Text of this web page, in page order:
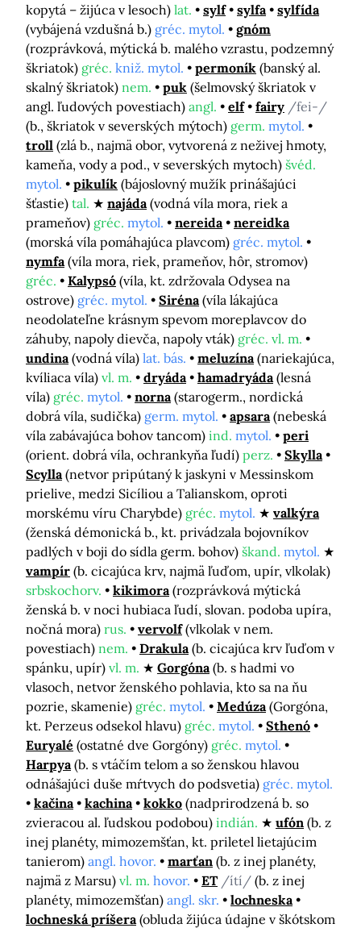
kopytá – žijúca v lesoch) lat. sylf sylfa
sylfída
(vybájená vzdušná b.) gréc. mytol.
gnóm
(rozprávková, mýtická b. malého vzrastu, podzemný
škriatok) gréc. kniž. mytol. permoník (banský al.
skalný škriatok) nem. puk (šelmovský škriatok v
angl. ľudových povestiach) angl. elf fairy /fei-/
(b., škriatok v severských mýtoch) germ. mytol.
troll (zlá b., najmä obor, vytvorená z neživej hmoty,
kameňa, vody a pod., v severských mytoch) švéd.
mytol.
pikulík (bájoslovný mužík prinášajúci
šťastie) tal. najáda (vodná víla mora, riek a
prameňov) gréc. mytol. nereida
nereidka
(morská víla pomáhajúca plavcom) gréc. mytol.
nymfa (víla mora, riek, prameňov, hôr, stromov)
gréc.
Kalypsó (víla, kt. zdržovala Odysea na
ostrove) gréc. mytol. Siréna (víla lákajúca
neodolateľne krásnym spevom moreplavcov do
záhuby, napoly dievča, napoly vták) gréc. vl. m.
undina (vodná víla) lat. bás. meluzína (nariekajúca,
kvíliaca víla) vl. m. dryáda hamadryáda (lesná
víla) gréc. mytol. norna (starogerm., nordická
dobrá víla, sudička) germ. mytol. apsara (nebeská
víla zabávajúca bohov tancom) ind. mytol.
peri
(orient. dobrá víla, ochrankyňa ľudí) perz.
Skylla
Scylla (netvor pripútaný k jaskyni v Messinskom
prielive, medzi Sicíliou a Talianskom, oproti
morskému víru Charybde) gréc. mytol.
valkýra
(ženská démonická b., kt. privádzala bojovníkov
padlých v boji do sídla germ. bohov) škand. mytol.
vampír (b. cicajúca krv, najmä ľuďom, upír, vlkolak)
srbskochorv.
kikimora (rozprávková mýtická
ženská b. v noci hubiaca ľudí, slovan. podoba upíra,
nočná mora) rus. vervolf (vlkolak v nem.
povestiach) nem. Drakula (b. cicajúca krv ľuďom v
spánku, upír) vl. m. Gorgóna (b. s hadmi vo
vlasoch, netvor ženského pohlavia, kto sa na ňu
pozrie, skamenie) gréc. mytol. Medúza (Gorgóna,
kt. Perzeus odsekol hlavu) gréc. mytol.
Sthenó
Euryalé (ostatné dve Gorgóny) gréc. mytol.
Harpya (b. s vtáčím telom a so ženskou hlavou
odnášajúci duše mŕtvych do podsvetia) gréc. mytol.
kačina
kachina kokko (nadprirodzená b. so
zvieracou al. ľudskou podobou) indián. ufón (b. z
inej planéty, mimozemšťan, kt. priletel lietajúcim
tanierom) angl. hovor. marťan (b. z inej planéty,
najmä z Marsu) vl. m. hovor. ET /ítí/ (b. z inej
planéty, mimozemšťan) angl. skr.
lochneska
lochneská príšera (obluda žijúca údajne v škótskom